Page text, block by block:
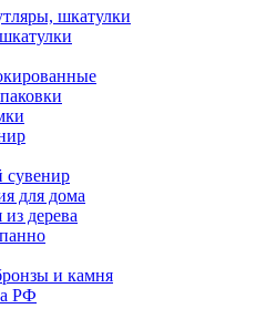
шкатулки
сувенир
для дома
дерева
и камня
РФ